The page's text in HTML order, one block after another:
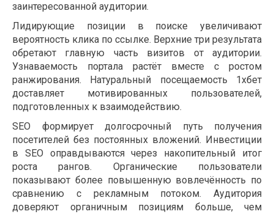
заинтересованной аудитории.
Лидирующие позиции в поиске увеличивают
вероятность клика по ссылке. Верхние три результата
обретают главную часть визитов от аудитории.
Узнаваемость портала растёт вместе с ростом
ранжирования. Натуральный посещаемость 1хбет
доставляет мотивированных пользователей,
подготовленных к взаимодействию.
SEO формирует долгосрочный путь получения
посетителей без постоянных вложений. Инвестиции
в SEO оправдываются через накопительный итог
роста рангов. Органические пользователи
показывают более повышенную вовлечённость по
сравнению с рекламным потоком. Аудитория
доверяют органичным позициям больше, чем